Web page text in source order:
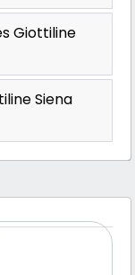
Giottiline
Siena